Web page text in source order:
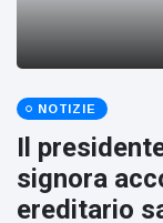
NOTIZIE
Il
signora
ereditario